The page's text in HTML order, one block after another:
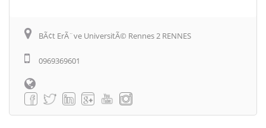
BÃ¢t ErÃ¨ve UniversitÃ© Rennes 2 RENNES
0969369601